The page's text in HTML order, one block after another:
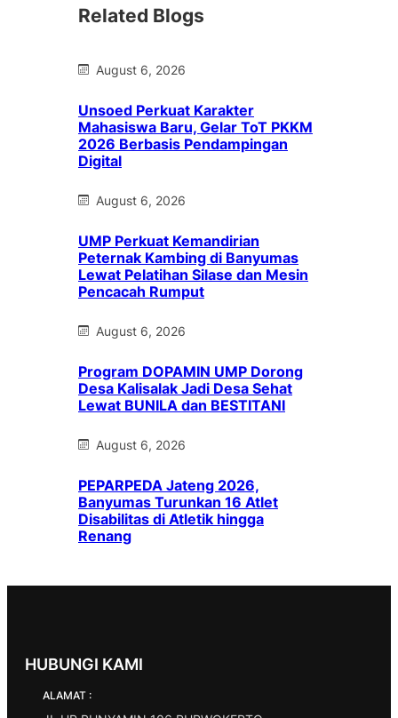
Related Blogs
August 6, 2026
Unsoed Perkuat Karakter
Mahasiswa Baru, Gelar ToT PKKM
2026 Berbasis Pendampingan
Digital
August 6, 2026
UMP Perkuat Kemandirian
Peternak Kambing di Banyumas
Lewat Pelatihan Silase dan Mesin
Pencacah Rumput
August 6, 2026
Program DOPAMIN UMP Dorong
Desa Kalisalak Jadi Desa Sehat
Lewat BUNILA dan BESTITANI
August 6, 2026
PEPARPEDA Jateng 2026,
Banyumas Turunkan 16 Atlet
Disabilitas di Atletik hingga
Renang
HUBUNGI KAMI
ALAMAT :